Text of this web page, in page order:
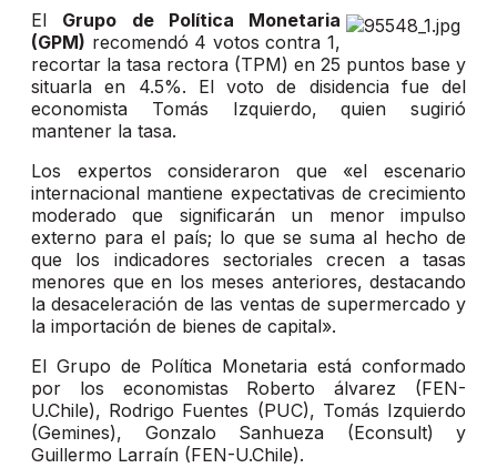
El Grupo de Política Monetaria
(GPM) recomendó 4 votos contra 1,
recortar la tasa rectora (TPM) en 25 puntos base y
situarla en 4.5%. El voto de disidencia fue del
economista Tomás Izquierdo, quien sugirió
mantener la tasa.
Los expertos consideraron que «el escenario
internacional mantiene expectativas de crecimiento
moderado que significarán un menor impulso
externo para el país; lo que se suma al hecho de
que los indicadores sectoriales crecen a tasas
menores que en los meses anteriores, destacando
la desaceleración de las ventas de supermercado y
la importación de bienes de capital».
El Grupo de Política Monetaria está conformado
por los economistas Roberto álvarez (FEN-
U.Chile), Rodrigo Fuentes (PUC), Tomás Izquierdo
(Gemines), Gonzalo Sanhueza (Econsult) y
Guillermo Larraín (FEN-U.Chile).